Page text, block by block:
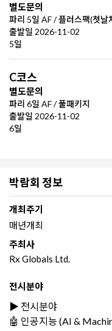
별도문의
파리 5일 AF / 플러스팩(첫날
출발일 2026-11-02
5일
C코스
별도문의
파리 6일 AF / 풀패키지
출발일 2026-11-02
6일
박람회 정보
개최주기
매년개최
주최사
Rx Globals Ltd.
전시분야
▶️ 전시분야
🤖 인공지능 (AI &